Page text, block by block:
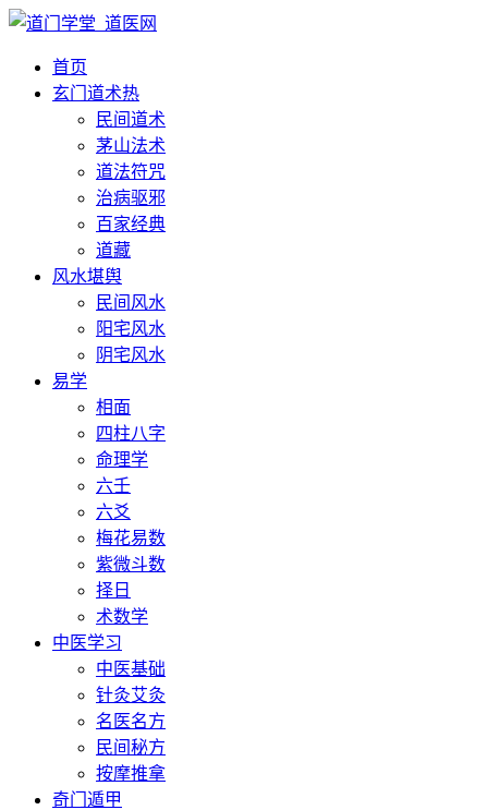
首页
玄门道术热
民间道术
茅山法术
道法符咒
治病驱邪
百家经典
道藏
风水堪舆
民间风水
阳宅风水
阴宅风水
易学
相面
四柱八字
命理学
六壬
六爻
梅花易数
紫微斗数
择日
术数学
中医学习
中医基础
针灸艾灸
名医名方
民间秘方
按摩推拿
奇门遁甲